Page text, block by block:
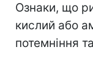
Ознаки, що
кислий або
потемніння